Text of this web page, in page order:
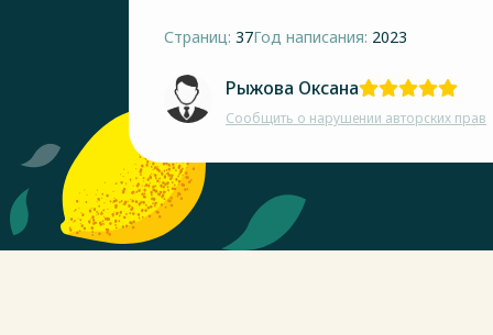
Страниц: 37Год написания: 2023
Рыжова Оксана
Сообщить о нарушении авторских прав